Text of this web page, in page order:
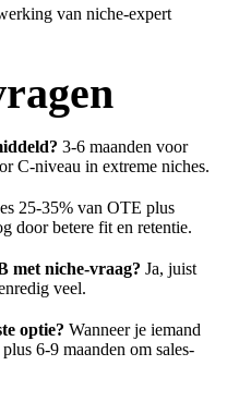
van niche-expert
3-6 maanden voor
C-niveau in extreme niches.
25-35% van OTE plus
door betere fit en retentie.
met niche-vraag? Ja, juist
veel.
optie? Wanneer je iemand
6-9 maanden om sales-